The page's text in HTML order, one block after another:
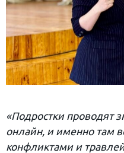
«Подростки проводят
онлайн, и именно там
конфликтами и